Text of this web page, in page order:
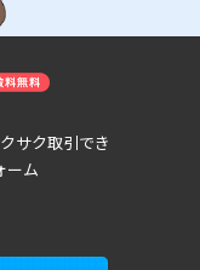
サク取引でき
ーム